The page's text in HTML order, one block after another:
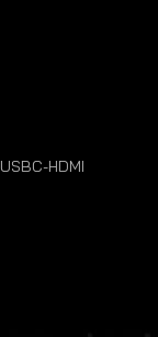
USBC-HDMI